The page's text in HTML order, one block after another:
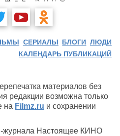
СЕРИАЛЫ БЛОГИ ЛЮДИ
КАЛЕНДАРЬ ПУБЛИКАЦИЙ
материалов без
редакции возможна только
на Filmz.ru и сохранении
журнала Настоящее КИНО